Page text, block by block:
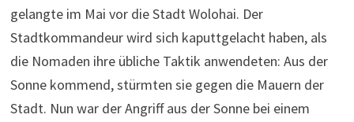
gelangte im Mai vor die Stadt Wolohai. Der
Stadtkommandeur wird sich kaputtgelacht haben, als
die Nomaden ihre übliche Taktik anwendeten: Aus der
Sonne kommend, stürmten sie gegen die Mauern der
Stadt. Nun war der Angriff aus der Sonne bei einem